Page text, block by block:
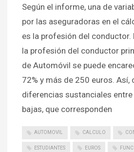
Según el informe, una de
por las aseguradoras en el
es la profesión del conductor.
la profesión del conductor
de Automóvil se puede
72% y más de 250 euros.
diferencias sustanciales
bajas, que corresponden
AUTOMOVIL CALCULO
ESTUDIANTES EUROS